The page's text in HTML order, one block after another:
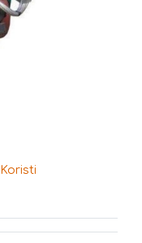
Koristi